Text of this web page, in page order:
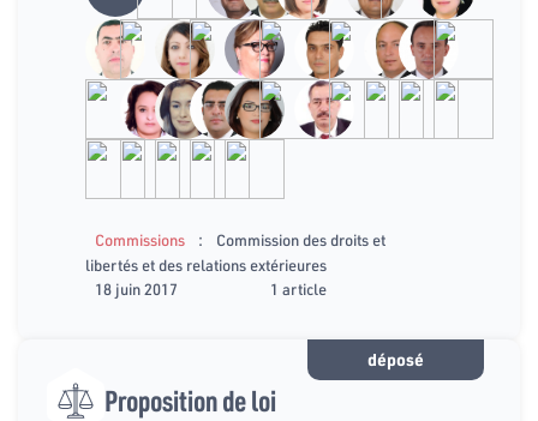
Commissions :
Commission des droits et
libertés et des relations extérieures
18 juin 2017
1 article
déposé
Proposition de loi